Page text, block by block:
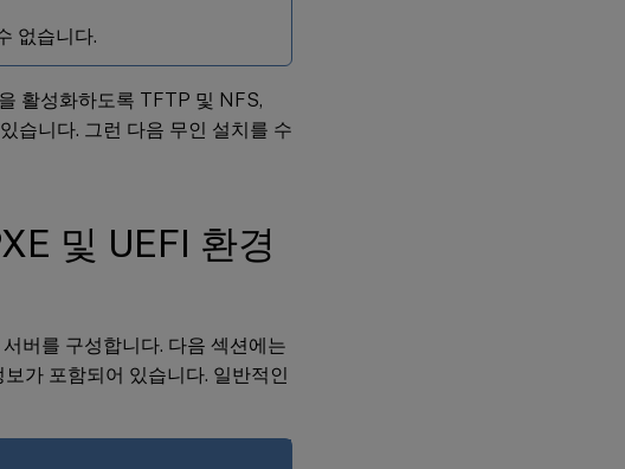
없습니다.
활성화하도록 TFTP 및 NFS,
습니다. 그런 다음 무인 설치를 수
및 UEFI 환경
버를 구성합니다. 다음 섹션에는
가 포함되어 있습니다. 일반적인